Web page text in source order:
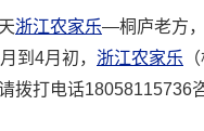
浙江农家乐—桐庐老方
到4月初， 浙江农家乐
拨打电话18058115736